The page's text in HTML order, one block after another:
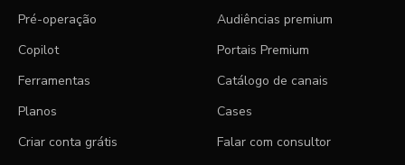
Pré-operação
Copilot
Ferramentas
Planos
Criar conta grátis
Audiências premium
Portais Premium
Catálogo de canais
Cases
Falar com consultor